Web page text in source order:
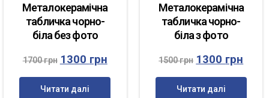
Металокерамічна
табличка чорно-
біла без фото
1700грн 1300 грн
Читати далі
Металокерамічна
табличка чорно-
біла з фото
1500грн 1300 грн
Читати далі